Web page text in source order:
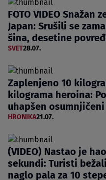
FOTO VIDEO
Japan: Srušili se
šina, desetine
SVET28.07.
Zaplenjeno 10
kilograma heroina:
uhapšen osumnjičeni
HRONIKA21.07.
(VIDEO) Nastao je
sekundi: Turisti
naglo pala za 10